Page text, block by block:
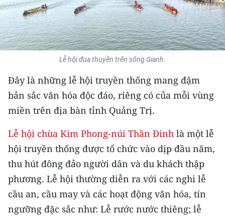
MÔI TRƯỜNG
BẠN ĐỌC
KIỂM CHỨNG THÔNG TIN
TRI THỨC CHUYÊN SÂU
54 DÂN TỘC VIỆT NAM
CHƯƠNG TRÌNH OCOP - MỖI XÃ
MỘT SẢN PHẨM
RADIO
MEDIA CENTER
Lễ hội đua thuyền trên sông Gianh.
Đây là những lễ hội truyền thống mang đậm
bản sắc văn hóa độc đáo, riêng có của mỗi vùng
miền trên địa bàn tỉnh Quảng Trị.
Lễ hội chùa Kim Phong-núi Thần Đinh là một lễ
hội truyền thống được tổ chức vào dịp đầu năm,
thu hút đông đảo người dân và du khách thập
phương. Lễ hội thường diễn ra với các nghi lễ
cầu an, cầu may và các hoạt động văn hóa, tín
ngưỡng đặc sắc như: Lễ rước nước thiêng; lễ